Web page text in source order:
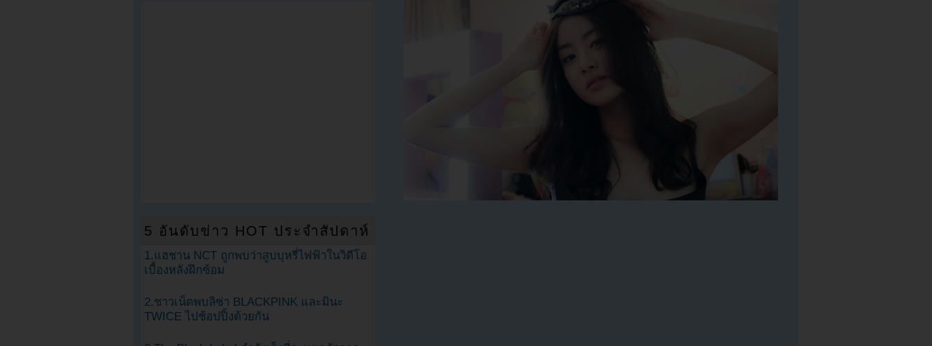
5 อันดับข่าว HOT ประจำสัปดาห์
1.แฮชาน NCT ถูกพบว่าสูบบุหรี่ไฟฟ้าในวิดีโอ
เบื้องหลังฝึกซ้อม
2.ชาวเน็ตพบลิซ่า BLACKPINK และมินะ
TWICE ไปช้อปปิ้งด้วยกัน